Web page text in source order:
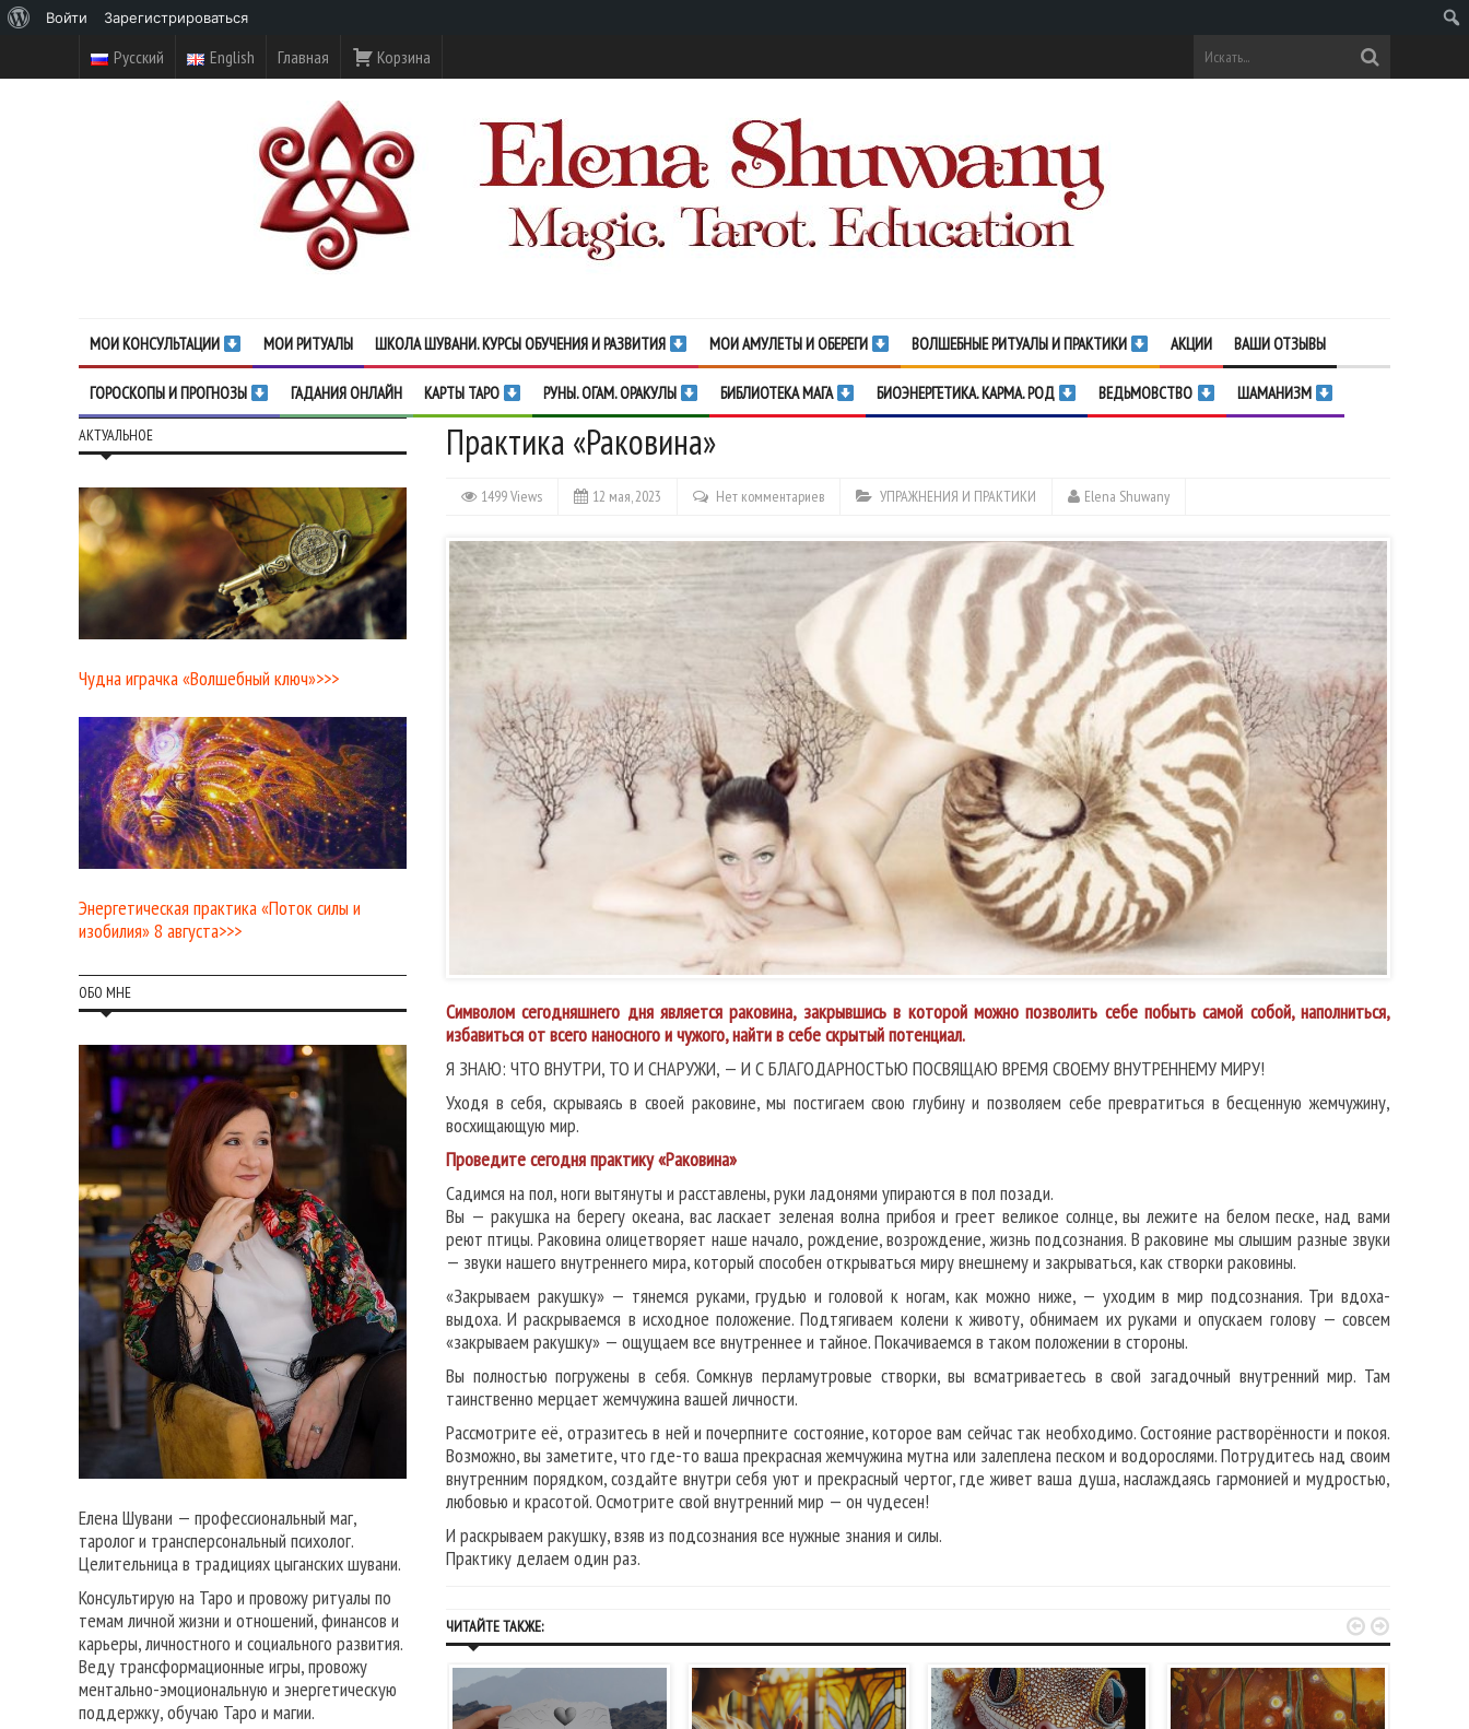
Русский English Главная Корзина
МОИ КОНСУЛЬТАЦИИ МОИ РИТУАЛЫ ШКОЛА ШУВАНИ. КУРСЫ ОБУЧЕНИЯ И РАЗВИТИЯ МОИ АМУЛЕТЫ И ОБЕРЕГИ ВОЛШЕБНЫЕ РИТУАЛЫ И ПРАКТИКИ АКЦИИ ВАШИ ОТЗЫВЫ
ГОРОСКОПЫ И ПРОГНОЗЫ ГАДАНИЯ ОНЛАЙН КАРТЫ ТАРО РУНЫ. ОГАМ. ОРАКУЛЫ БИБЛИОТЕКА МАГА БИОЭНЕРГЕТИКА. КАРМА. РОД ВЕДЬМОВСТВО ШАМАНИЗМ
Практика «Раковина»
1499 Views 12 мая, 2023 Нет комментариев УПРАЖНЕНИЯ И ПРАКТИКИ Elena Shuwany
Символом сегодняшнего дня является раковина, закрывшись в которой можно позволить себе побыть самой собой, наполниться,
избавиться от всего наносного и чужого, найти в себе скрытый потенциал.
Я ЗНАЮ: ЧТО ВНУТРИ, ТО И СНАРУЖИ, — И С БЛАГОДАРНОСТЬЮ ПОСВЯЩАЮ ВРЕМЯ СВОЕМУ ВНУТРЕННЕМУ МИРУ!
Уходя в себя, скрываясь в своей раковине, мы постигаем свою глубину и позволяем себе превратиться в бесценную жемчужину,
восхищающую мир.
Проведите сегодня практику «Раковина»
Садимся на пол, ноги вытянуты и расставлены, руки ладонями упираются в пол позади.
Вы — ракушка на берегу океана, вас ласкает зеленая волна прибоя и греет великое солнце, вы лежите на белом песке, над вами
реют птицы. Раковина олицетворяет наше начало, рождение, возрождение, жизнь подсознания. В раковине мы слышим разные звуки
— звуки нашего внутреннего мира, который способен открываться миру внешнему и закрываться, как створки раковины.
«Закрываем ракушку» — тянемся руками, грудью и головой к ногам, как можно ниже, — уходим в мир подсознания. Три вдоха-
выдоха. И раскрываемся в исходное положение. Подтягиваем колени к животу, обнимаем их руками и опускаем голову — совсем
«закрываем ракушку» — ощущаем все внутреннее и тайное. Покачиваемся в таком положении в стороны.
Вы полностью погружены в себя. Сомкнув перламутровые створки, вы всматриваетесь в свой загадочный внутренний мир. Там
таинственно мерцает жемчужина вашей личности.
Рассмотрите её, отразитесь в ней и почерпните состояние, которое вам сейчас так необходимо. Состояние растворённости и покоя.
Возможно, вы заметите, что где-то ваша прекрасная жемчужина мутна или залеплена песком и водорослями. Потрудитесь над своим
внутренним порядком, создайте внутри себя уют и прекрасный чертог, где живет ваша душа, наслаждаясь гармонией и мудростью,
любовью и красотой. Осмотрите свой внутренний мир — он чудесен!
И раскрываем ракушку, взяв из подсознания все нужные знания и силы.
Практику делаем один раз.
ЧИТАЙТЕ ТАКЖЕ:  
АКТУАЛЬНОЕ
Чудна играчка «Волшебный ключ»>>>
Энергетическая практика «Поток силы и
изобилия» 8 августа>>>
ОБО МНЕ
Елена Шувани — профессиональный маг,
таролог и трансперсональный психолог.
Целительница в традициях цыганских шувани.
Консультирую на Таро и провожу ритуалы по
темам личной жизни и отношений, финансов и
карьеры, личностного и социального развития.
Веду трансформационные игры, провожу
ментально-эмоциональную и энергетическую
поддержку, обучаю Таро и магии.
WordPress
Войти Зарегистрироваться